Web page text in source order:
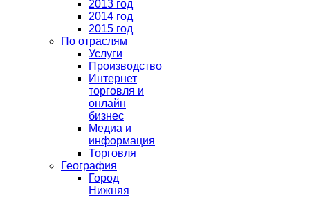
2013 год
2014 год
2015 год
По отраслям
Услуги
Производство
Интернет
торговля и
онлайн
бизнес
Медиа и
информация
Торговля
География
Город
Нижняя